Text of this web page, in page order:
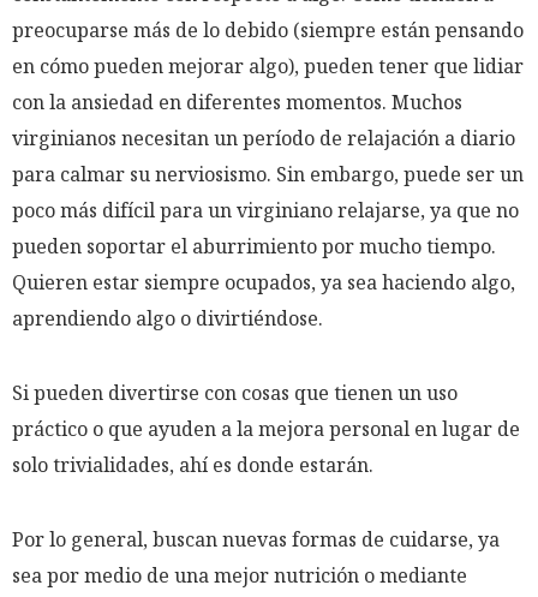
preocuparse más de lo debido (siempre están pensando
en cómo pueden mejorar algo), pueden tener que lidiar
con la ansiedad en diferentes momentos. Muchos
virginianos necesitan un período de relajación a diario
para calmar su nerviosismo. Sin embargo, puede ser un
poco más difícil para un virginiano relajarse, ya que no
pueden soportar el aburrimiento por mucho tiempo.
Quieren estar siempre ocupados, ya sea haciendo algo,
aprendiendo algo o divirtiéndose.
Si pueden divertirse con cosas que tienen un uso
práctico o que ayuden a la mejora personal en lugar de
solo trivialidades, ahí es donde estarán.
Por lo general, buscan nuevas formas de cuidarse, ya
sea por medio de una mejor nutrición o mediante